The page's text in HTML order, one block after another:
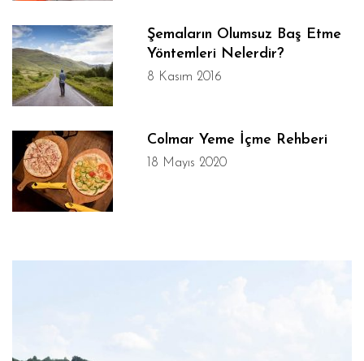
Şemaların Olumsuz Baş Etme
Yöntemleri Nelerdir?
8 Kasım 2016
Colmar Yeme İçme Rehberi
18 Mayıs 2020